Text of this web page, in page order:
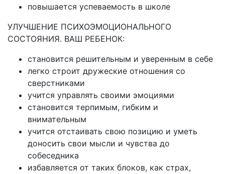
повышается успеваемость в школе
УЛУЧШЕНИЕ ПСИХОЭМОЦИОНАЛЬНОГО
СОСТОЯНИЯ. ВАШ РЕБЕНОК:
становится решительным и уверенным в себе
легко строит дружеские отношения со
сверстниками
учится управлять своими эмоциями
становится терпимым, гибким и
внимательным
учится отстаивать свою позицию и уметь
доносить свои мысли и чувства до
собеседника
избавляется от таких блоков, как страх,